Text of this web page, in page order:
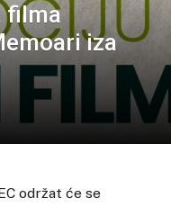
filma
iza
održat će se